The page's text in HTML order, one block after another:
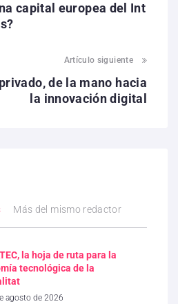
capital europea del Int
Artículo siguiente
de la mano hacia
la innovación digital
Más del mismo redactor
la hoja de ruta para la
tecnológica de la
agosto de 2026